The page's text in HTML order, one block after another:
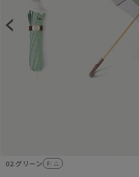
02.グリーン F: △